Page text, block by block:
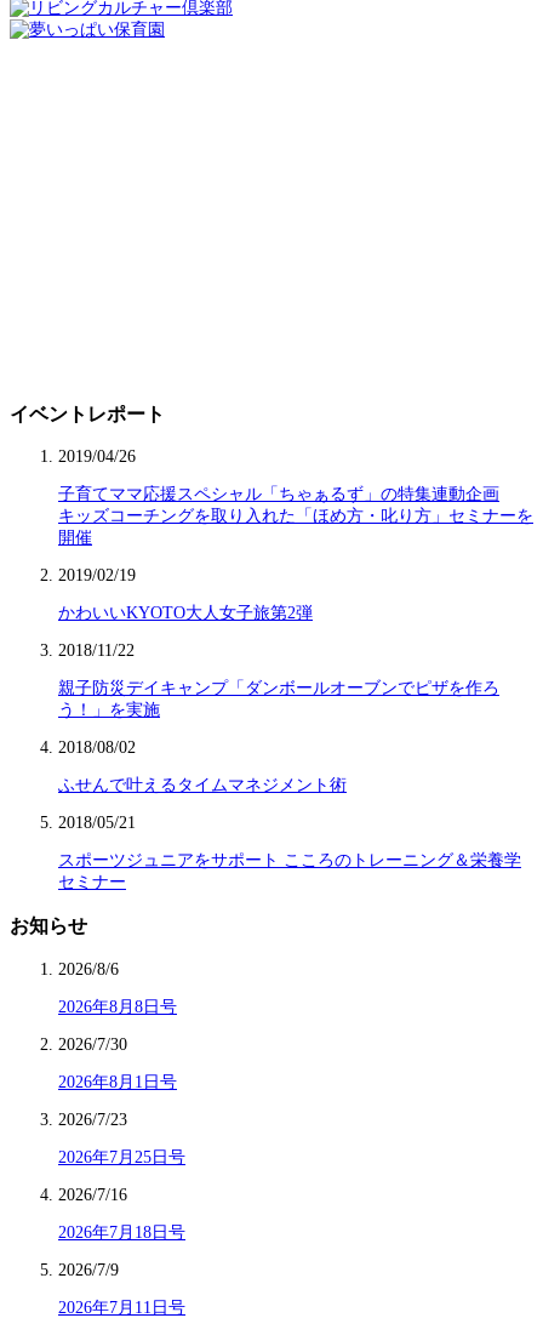
イベントレポート
2019/04/26
子育てママ応援スペシャル「ちゃぁるず」の特集連動企画
キッズコーチングを取り入れた「ほめ方・叱り方」セミナーを
開催
2019/02/19
かわいいKYOTO大人女子旅第2弾
2018/11/22
親子防災デイキャンプ「ダンボールオーブンでピザを作ろ
う！」を実施
2018/08/02
ふせんで叶えるタイムマネジメント術
2018/05/21
スポーツジュニアをサポート こころのトレーニング＆栄養学
セミナー
お知らせ
2026/8/6
2026年8月8日号
2026/7/30
2026年8月1日号
2026/7/23
2026年7月25日号
2026/7/16
2026年7月18日号
2026/7/9
2026年7月11日号